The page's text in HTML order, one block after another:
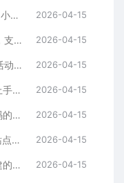
摆脱技术焦虑：拖拽式建站源码，中小企业的数字化捷径 2026-04-15
凡科互动游戏源码，H5营销小游戏，支持自定义奖品与分享 2026-04-15
兔展H5页面源码解析：打造移动端活动邀请函与宣传页的利器 2026-04-15
织梦CMS模板源码详解：新手也能上手的DedeCMS二次开发与建站指南 2026-04-15
企业建站新选择：易优CMS模板源码的多语言与SEO优势 2026-04-15
苹果CMS模板源码，Maccms视频站点，影视资源站模板首选 2026-04-15
飞飞CMS模板源码：影视聚合站搭建的理想之选 2026-04-15